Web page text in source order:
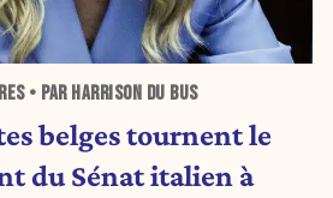
• PAR HARRISON DU BUS
belges tournent le
du Sénat italien à